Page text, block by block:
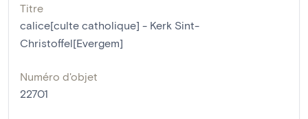
Titre
calice[culte catholique] - Kerk Sint-
Christoffel[Evergem]
Numéro d'objet
22701